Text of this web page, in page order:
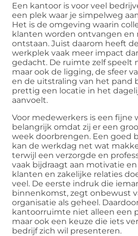
Een kantoor is voor veel
een plek waar je simpelweg
Het is de omgeving waarin
klanten worden ontvangen en
ontstaan. Juist daarom heeft
werkplek vaak meer impact
gedacht. De ruimte zelf speelt
maar ook de ligging, de sfeer
en de uitstraling van het pand
prettig een locatie in het
aanvoelt.
Voor medewerkers is een fijne
belangrijk omdat zij er een
week doorbrengen. Een goed
kan de werkdag net wat
terwijl een verzorgde en
vaak bijdraagt aan motivatie
klanten en zakelijke relaties
veel. De eerste indruk die
binnenkomst, zegt onbewust
organisatie als geheel.
kantoorruimte niet alleen een
maar ook een keuze die iets
bedrijf zich wil presenteren.